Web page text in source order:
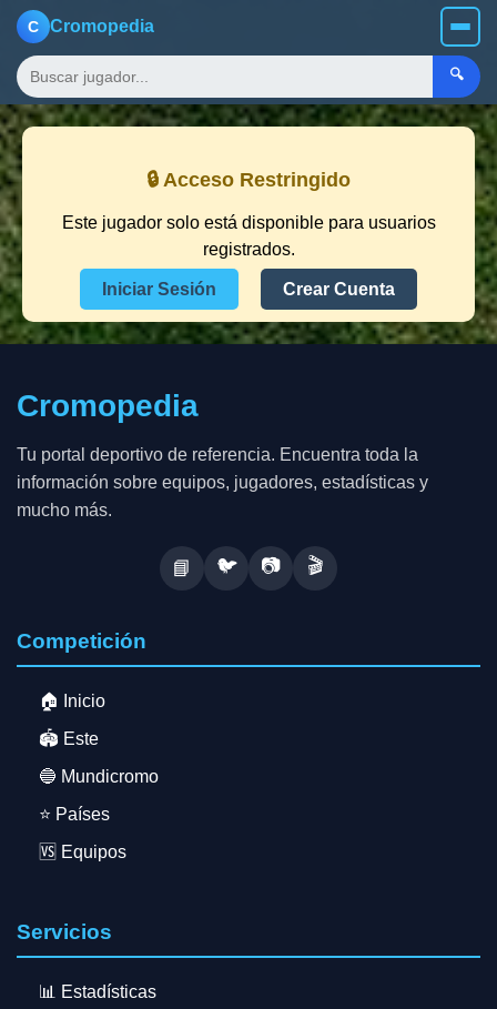
C Cromopedia
🔍
🔒 Acceso Restringido
Este jugador solo está disponible para usuarios
registrados.
Iniciar Sesión Crear Cuenta
Cromopedia
Tu portal deportivo de referencia. Encuentra toda la
información sobre equipos, jugadores, estadísticas y
mucho más.
📘 🐦 📷 🎬
Competición
🏠 Inicio
🏟️ Este
🔵 Mundicromo
⭐ Países
🆚 Equipos
Servicios
📊 Estadísticas